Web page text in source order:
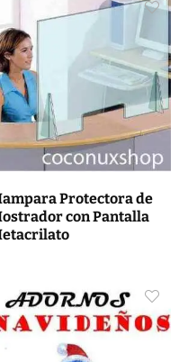
Protectora de
con Pantalla